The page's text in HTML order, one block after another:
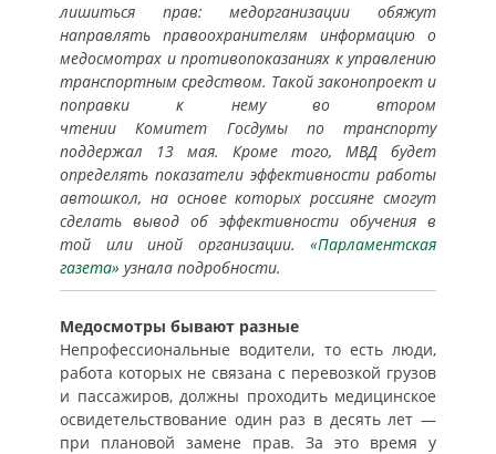
лишиться прав: медорганизации обяжут
направлять правоохранителям информацию о
медосмотрах и противопоказаниях к управлению
транспортным средством. Такой законопроект и
поправки к нему во втором
чтении Комитет Госдумы по транспорту
поддержал 13 мая. Кроме того, МВД будет
определять показатели эффективности работы
автошкол, на основе которых россияне смогут
сделать вывод об эффективности обучения в
той или иной организации. «Парламентская
газета» узнала подробности.
Медосмотры бывают разные
Непрофессиональные водители, то есть люди,
работа которых не связана с перевозкой грузов
и пассажиров, должны проходить медицинское
освидетельствование один раз в десять лет —
при плановой замене прав. За это время у